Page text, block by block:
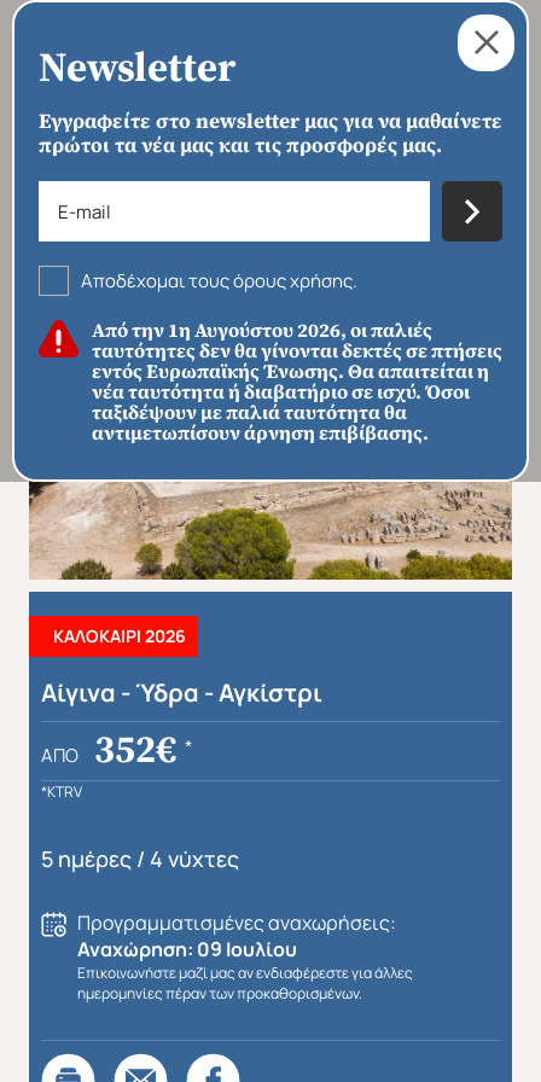
Newsletter
Εγγραφείτε στο newsletter μας για να μαθαίνετε
πρώτοι τα νέα μας και τις προσφορές μας.
Αποδέχομαι τους όρους χρήσης.
Από την 1η Αυγούστου 2026, οι παλιές
ταυτότητες δεν θα γίνονται δεκτές σε πτήσεις
εντός Ευρωπαϊκής Ένωσης. Θα απαιτείται η
νέα ταυτότητα ή διαβατήριο σε ισχύ. Όσοι
ταξιδέψουν με παλιά ταυτότητα θα
αντιμετωπίσουν άρνηση επιβίβασης.
Απευθείας απο Ηράκλειο Εκτός Ευρώπης
ΑΡΧΙΚΗ › ΠΡΟΟΡΙΣΜΟΙ › ΕΥΡΏΠΗ › ΕΛΛΆΔΑ
Αίγινα - Ύδρα - Αγκίστρι
ΚΑΛΟΚΑΙΡΙ 2026
Αίγινα - Ύδρα - Αγκίστρι
ΑΠΌ 352€ *
*KTRV
5 ημέρες / 4 νύχτες
Προγραμματισμένες αναχωρήσεις:
Αναχώρηση: 09 Ιουλίου
Επικοινωνήστε μαζί μας αν ενδιαφέρεστε για άλλες
ημερομηνίες πέραν των προκαθορισμένων.